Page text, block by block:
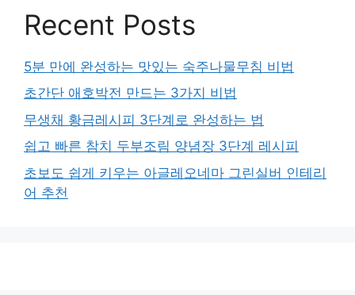
Recent Posts
5분 만에 완성하는 맛있는 숙주나물무침 비법
초간단 애호박전 만드는 3가지 비법
무생채 황금레시피 3단계로 완성하는 법
쉽고 빠른 참치 두부조림 양념장 3단계 레시피
초보도 쉽게 키우는 아글레오네마 그린실버 인테리
어 추천